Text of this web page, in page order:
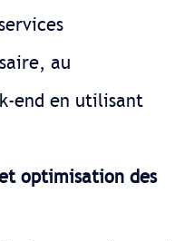
au
end en utilisant
optimisation des